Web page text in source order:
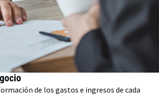
de los gastos e ingresos de cada